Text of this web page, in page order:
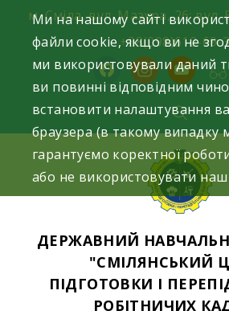
content
м. Сміла, вул. Мазура, 26; вул.
+38(098)612-69-
facebookinstagram
youtube
ДЕРЖАВНИЙ
"СМІЛЯНСЬКИЙ
ПІДГОТОВКИ І
РОБІТНИЧИХ
Ми на нашому сайті
файли cookie, якщо ви не
ми використовували даний
ви повинні відповідним
встановити налаштування
браузера (в такому випадку
гарантуємо коректної
або не використовувати